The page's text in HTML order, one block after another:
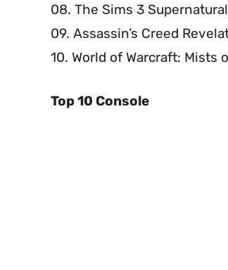
08. The Sims 3
09. Assassin’s Creed
10. World of Warcraft: Mists
Top 10 Console